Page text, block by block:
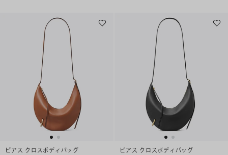
ピアス クロスボディバッグ
ピアス クロスボディバッグ